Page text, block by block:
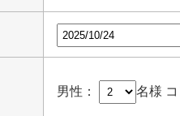
男性： 名様